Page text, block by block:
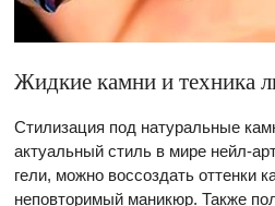
Жидкие камни и техника
Стилизация под натуральные
актуальный стиль в мире нейл-
гели, можно воссоздать оттенки
неповторимый маникюр. Также